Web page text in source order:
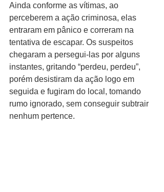
Ainda conforme as vítimas, ao
perceberem a ação criminosa, elas
entraram em pânico e correram na
tentativa de escapar. Os suspeitos
chegaram a persegui-las por alguns
instantes, gritando “perdeu, perdeu”,
porém desistiram da ação logo em
seguida e fugiram do local, tomando
rumo ignorado, sem conseguir subtrair
nenhum pertence.